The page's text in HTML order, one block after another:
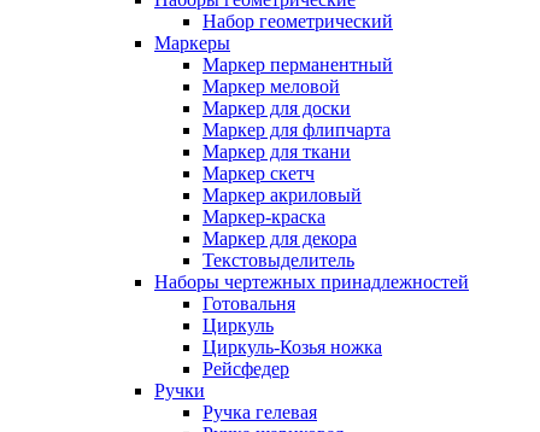
Набор геометрический
Маркеры
Маркер перманентный
Маркер меловой
Маркер для доски
Маркер для флипчарта
Маркер для ткани
Маркер скетч
Маркер акриловый
Маркер-краска
Маркер для декора
Текстовыделитель
Наборы чертежных принадлежностей
Готовальня
Циркуль
Циркуль-Козья ножка
Рейсфедер
Ручки
Ручка гелевая